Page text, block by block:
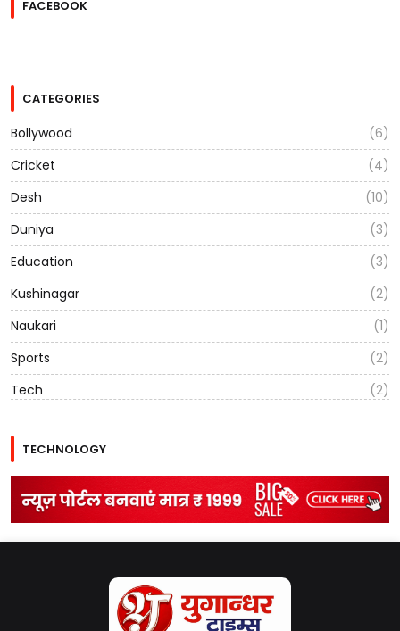
FACEBOOK
CATEGORIES
Bollywood
(6)
Cricket
(4)
Desh
(10)
Duniya
(3)
Education
(3)
Kushinagar
(2)
Naukari
(1)
Sports
(2)
Tech
(2)
TECHNOLOGY